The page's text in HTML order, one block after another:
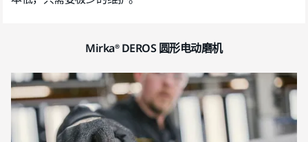
Mirka® DEROS 圆形电动磨机